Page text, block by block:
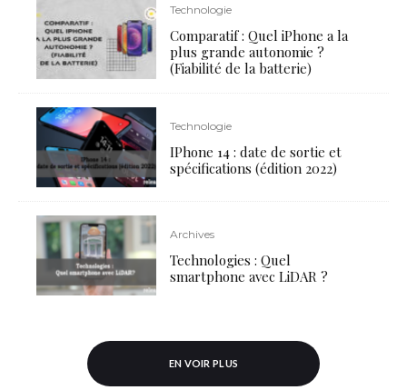
Technologie
Comparatif : Quel iPhone a la
plus grande autonomie ?
(Fiabilité de la batterie)
Technologie
IPhone 14 : date de sortie et
spécifications (édition 2022)
Archives
Technologies : Quel
smartphone avec LiDAR ?
EN VOIR PLUS